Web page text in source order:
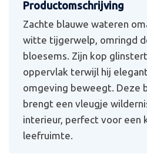
Zachte blauwe wateren
witte tijgerwelp, omringd
bloesems. Zijn kop
oppervlak terwijl hij
omgeving beweegt. Deze
brengt een vleugje
interieur, perfect voor een
leefruimte.